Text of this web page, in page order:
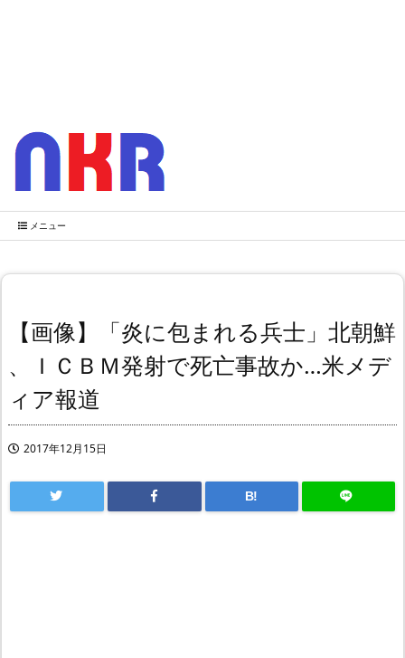
メニュー
【画像】「炎に包まれる兵士」北朝鮮
、ＩＣＢＭ発射で死亡事故か…米メデ
ィア報道
2017年12月15日
B!